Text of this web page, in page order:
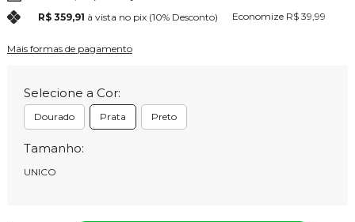
R$ 359,91 à vista no pix (10% Desconto) Economize R$ 39,99
Mais formas de pagamento
Selecione a Cor:
Dourado Prata Preto
Tamanho:
UNICO